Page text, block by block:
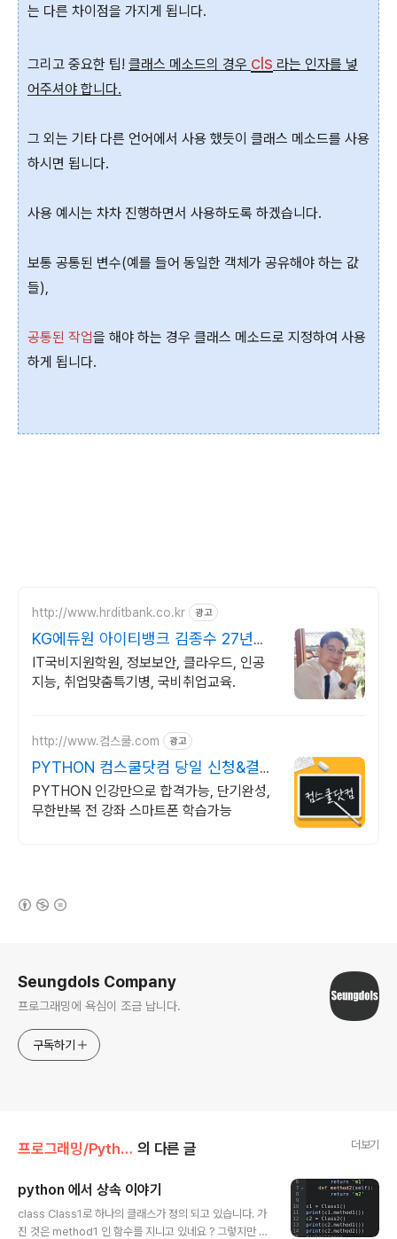
는 다른 차이점을 가지게 됩니다.
그리고 중요한 팁! 클래스 메소드의 경우 cls 라는 인자를 넣
어주셔야 합니다.
그 외는 기타 다른 언어에서 사용 했듯이 클래스 메소드를 사용
하시면 됩니다.
사용 예시는 차차 진행하면서 사용하도록 하겠습니다.
보통 공통된 변수(예를 들어 동일한 객체가 공유해야 하는 값
들),
공통된 작업을 해야 하는 경우 클래스 메소드로 지정하여 사용
하게 됩니다.
http://www.hrditbank.co.kr 광고
KG에듀원 아이티뱅크 김종수 27년경
력전문가 IT취업상담
IT국비지원학원, 정보보안, 클라우드, 인공
지능, 취업맞춤특기병, 국비취업교육.
http://www.컴스쿨.com 광고
PYTHON 컴스쿨닷컴 당일 신청&결제
시 기프티콘!
PYTHON 인강만으로 합격가능, 단기완성,
무한반복 전 강좌 스마트폰 학습가능
Seungdols Company
프로그래밍에 욕심이 조금 납니다.
구독하기
프로그래밍/Python 의 다른 글 더보기
python 에서 상속 이야기
class Class1로 하나의 클래스가 정의 되고 있습니다. 가
진 것은 method1 인 함수를 지니고 있네요 ? 그렇지만 4l